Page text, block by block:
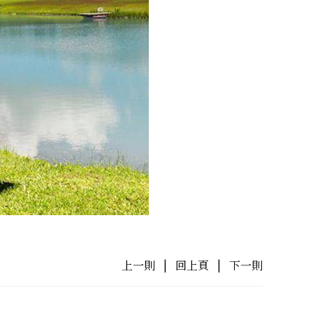
上一則 | 回上頁 | 下一則